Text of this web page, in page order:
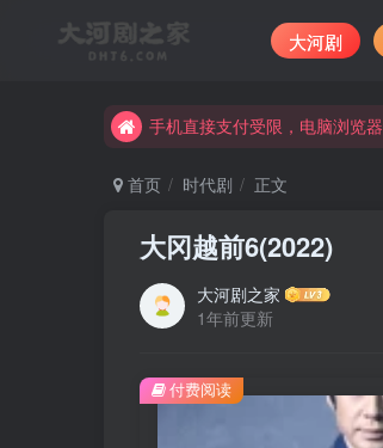
大河剧
手机直接支付受限，电脑浏览
手机直接支付受限，电脑浏览
首页 时代剧 正文
大冈越前6(2022)
大河剧之家
1年前更新
付费阅读